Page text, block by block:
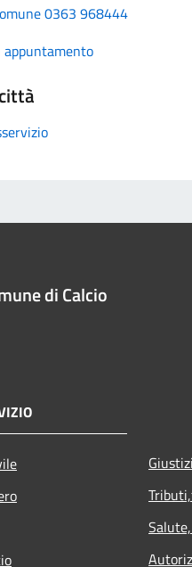
0363 968444
appuntamento
di Calcio